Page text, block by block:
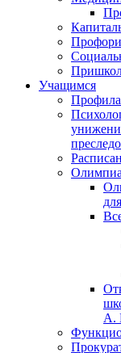
Учащимся
А.